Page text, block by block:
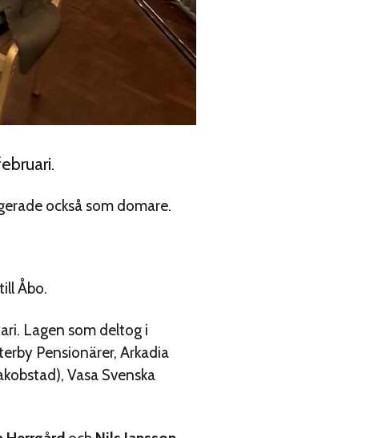
också som domare.
Åbo.
Lagen som deltog i
Pensionärer, Arkadia
Vasa Svenska